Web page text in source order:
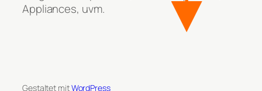
Appliances, uvm.
Gestaltet mitWordPress